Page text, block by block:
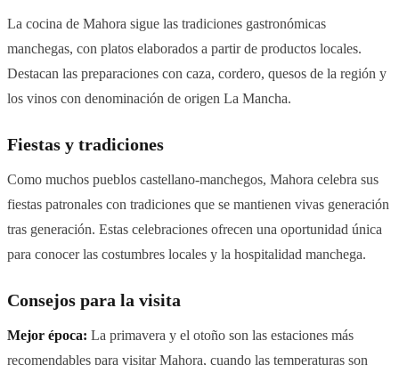
La cocina de Mahora sigue las tradiciones gastronómicas
manchegas, con platos elaborados a partir de productos locales.
Destacan las preparaciones con caza, cordero, quesos de la región y
los vinos con denominación de origen La Mancha.
Fiestas y tradiciones
Como muchos pueblos castellano-manchegos, Mahora celebra sus
fiestas patronales con tradiciones que se mantienen vivas generación
tras generación. Estas celebraciones ofrecen una oportunidad única
para conocer las costumbres locales y la hospitalidad manchega.
Consejos para la visita
Mejor época: La primavera y el otoño son las estaciones más
recomendables para visitar Mahora, cuando las temperaturas son